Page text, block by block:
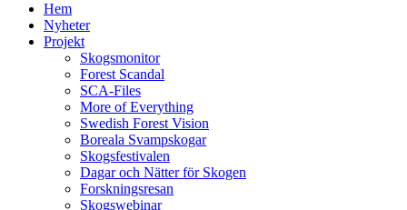
Hem
Nyheter
Projekt
Skogsmonitor
Forest Scandal
SCA-Files
More of Everything
Swedish Forest Vision
Boreala Svampskogar
Skogsfestivalen
Dagar och Nätter för Skogen
Forskningsresan
Skogswebinar